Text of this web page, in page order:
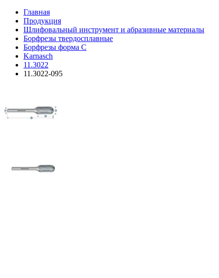
Главная
Продукция
Шлифовальный инструмент и абразивные материалы
Борфрезы твердосплавные
Борфрезы форма C
Karnasch
11.3022
11.3022-095